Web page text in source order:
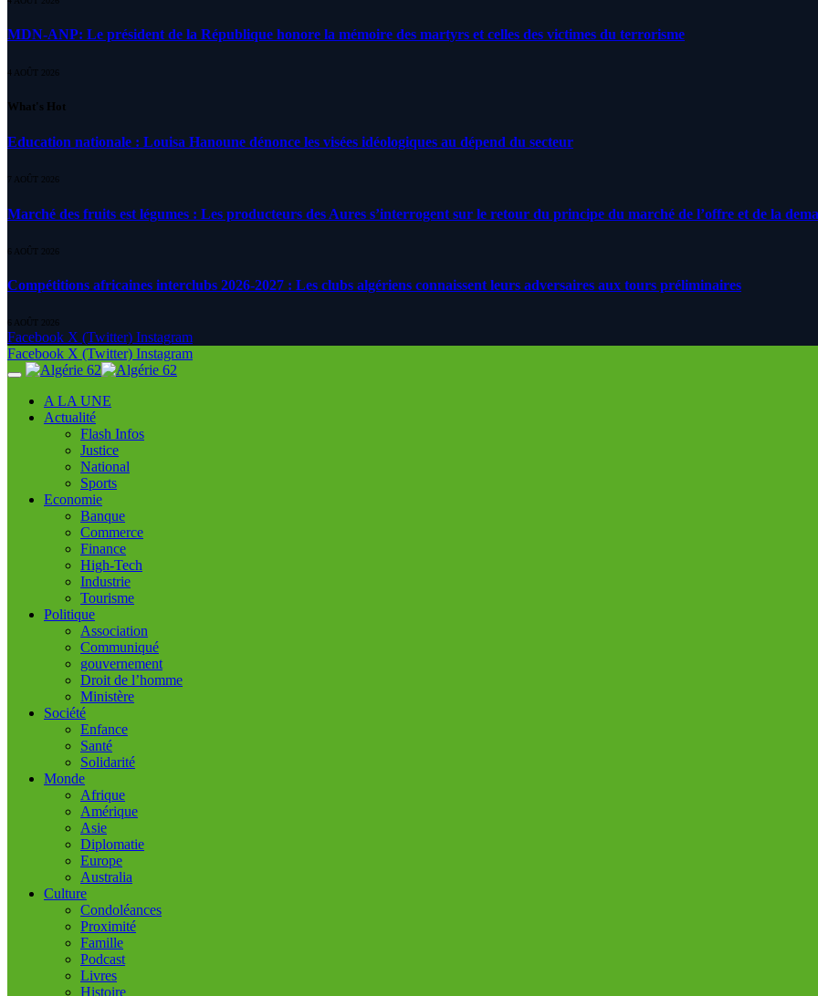
MDN-ANP: Le président de la République honore la mémoire des martyrs et celles des victimes du terrorisme
4 AOÛT 2026
What's Hot
Education nationale : Louisa Hanoune dénonce les visées idéologiques au dépend du secteur
7 AOÛT 2026
Marché des fruits est légumes : Les producteurs des Aures s’interrogent sur le retour du principe du marché de l’offre et de la
6 AOÛT 2026
Compétitions africaines interclubs 2026-2027 : Les clubs algériens connaissent leurs adversaires aux tours préliminaires
6 AOÛT 2026
Facebook X (Twitter) Instagram
Facebook X (Twitter) Instagram
A LA UNE
Actualité
Flash Infos
Justice
National
Sports
Economie
Banque
Commerce
Finance
High-Tech
Industrie
Tourisme
Politique
Association
Communiqué
gouvernement
Droit de l’homme
Ministère
Société
Enfance
Santé
Solidarité
Monde
Afrique
Amérique
Asie
Diplomatie
Europe
Australia
Culture
Condoléances
Proximité
Famille
Podcast
Livres
Histoire